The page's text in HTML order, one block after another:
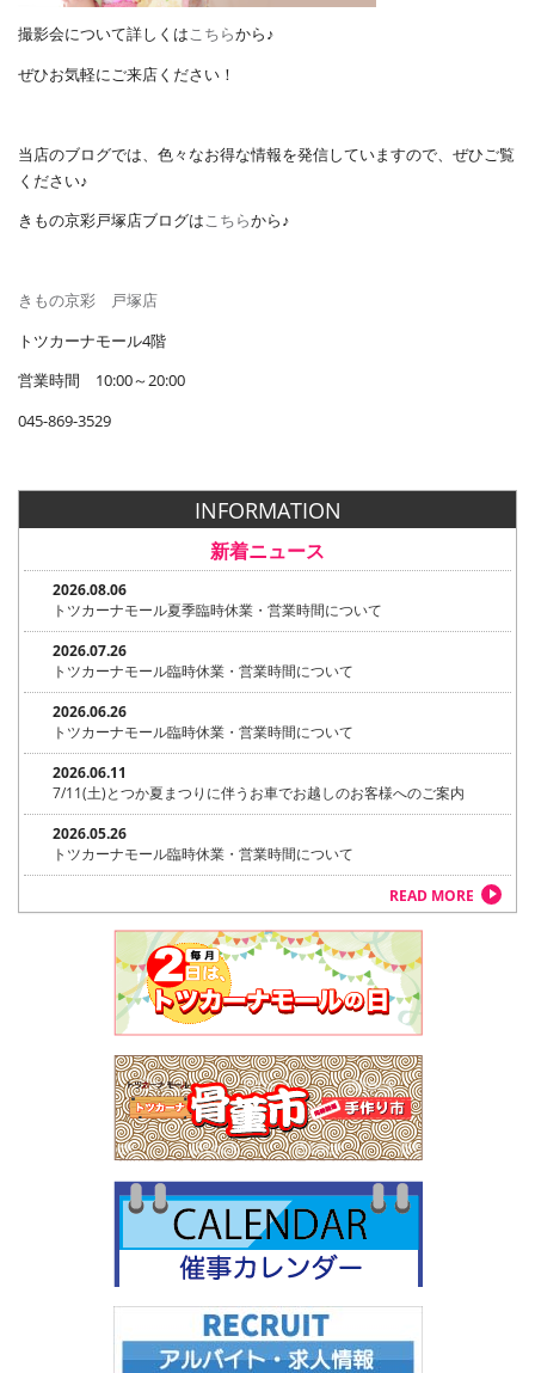
撮影会について詳しくはこちらから♪
ぜひお気軽にご来店ください！
当店のブログでは、色々なお得な情報を発信していますので、ぜひご覧
ください♪
きもの京彩戸塚店ブログはこちらから♪
きもの京彩 戸塚店
トツカーナモール4階
営業時間 10:00～20:00
045-869-3529
INFORMATION
新着ニュース
2026.08.06
トツカーナモール夏季臨時休業・営業時間について
2026.07.26
トツカーナモール臨時休業・営業時間について
2026.06.26
トツカーナモール臨時休業・営業時間について
2026.06.11
7/11(土)とつか夏まつりに伴うお車でお越しのお客様へのご案内
2026.05.26
トツカーナモール臨時休業・営業時間について
READ MORE